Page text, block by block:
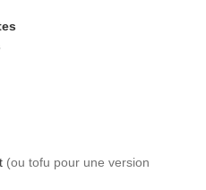
(ou tofu pour une version